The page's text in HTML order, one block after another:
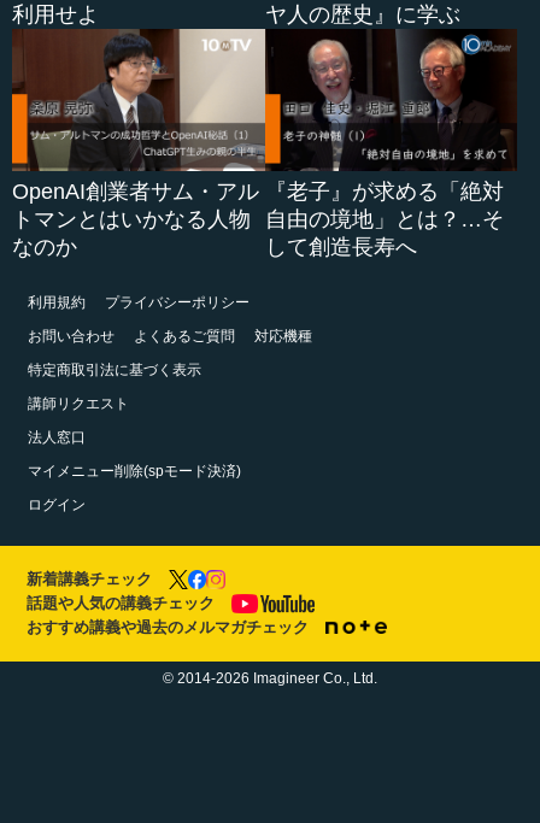
利用せよ
ヤ人の歴史』に学ぶ
OpenAI創業者サム・アル
トマンとはいかなる人物
なのか
『老子』が求める「絶対
自由の境地」とは？…そ
して創造長寿へ
利用規約
プライバシーポリシー
お問い合わせ
よくあるご質問
対応機種
特定商取引法に基づく表示
講師リクエスト
法人窓口
マイメニュー削除(spモード決済)
ログイン
新着講義チェック
話題や人気の講義チェック
おすすめ講義や過去のメルマガチェック
© 2014-2026 Imagineer Co., Ltd.